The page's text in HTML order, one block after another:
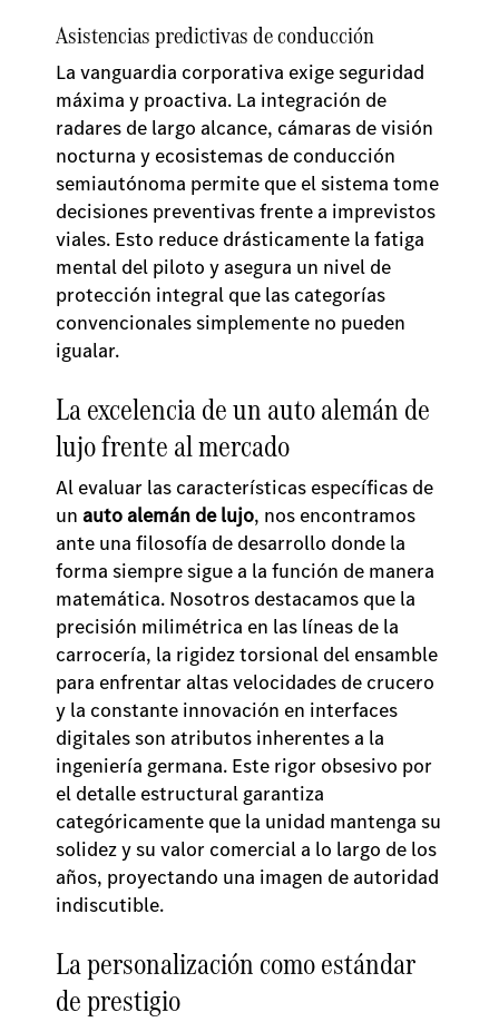
Asistencias predictivas de conducción
La vanguardia corporativa exige seguridad
máxima y proactiva. La integración de
radares de largo alcance, cámaras de visión
nocturna y ecosistemas de conducción
semiautónoma permite que el sistema tome
decisiones preventivas frente a imprevistos
viales. Esto reduce drásticamente la fatiga
mental del piloto y asegura un nivel de
protección integral que las categorías
convencionales simplemente no pueden
igualar.
La excelencia de un auto alemán de
lujo frente al mercado
Al evaluar las características específicas de
un auto alemán de lujo, nos encontramos
ante una filosofía de desarrollo donde la
forma siempre sigue a la función de manera
matemática. Nosotros destacamos que la
precisión milimétrica en las líneas de la
carrocería, la rigidez torsional del ensamble
para enfrentar altas velocidades de crucero
y la constante innovación en interfaces
digitales son atributos inherentes a la
ingeniería germana. Este rigor obsesivo por
el detalle estructural garantiza
categóricamente que la unidad mantenga su
solidez y su valor comercial a lo largo de los
años, proyectando una imagen de autoridad
indiscutible.
La personalización como estándar
de prestigio